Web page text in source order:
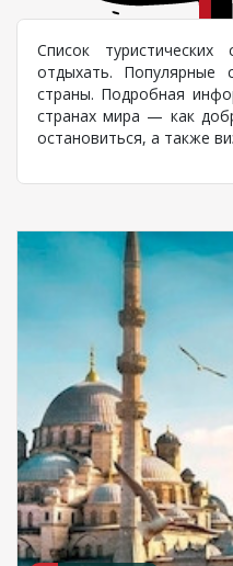
Список
отдыхать. Популярные
страны. Подробная
странах мира — как
остановиться, а также